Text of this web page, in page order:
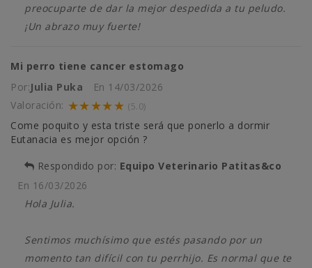
preocuparte de dar la mejor despedida a tu peludo.
¡Un abrazo muy fuerte!
Mi perro tiene cancer estomago
Por:Julia Puka En 14/03/2026
Valoración: ★★★★★ (5.0)
Come poquito y esta triste será que ponerlo a dormir
Eutanacia es mejor opción ?
Respondido por: Equipo Veterinario Patitas&co
En 16/03/2026
Hola Julia.
Sentimos muchísimo que estés pasando por un
momento tan difícil con tu perrhijo. Es normal que te